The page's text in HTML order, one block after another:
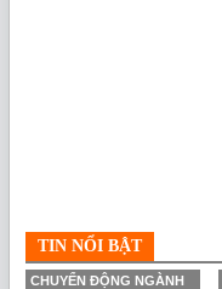
TIN NỔI BẬT
CHUYỂN ĐỘNG NGÀNH